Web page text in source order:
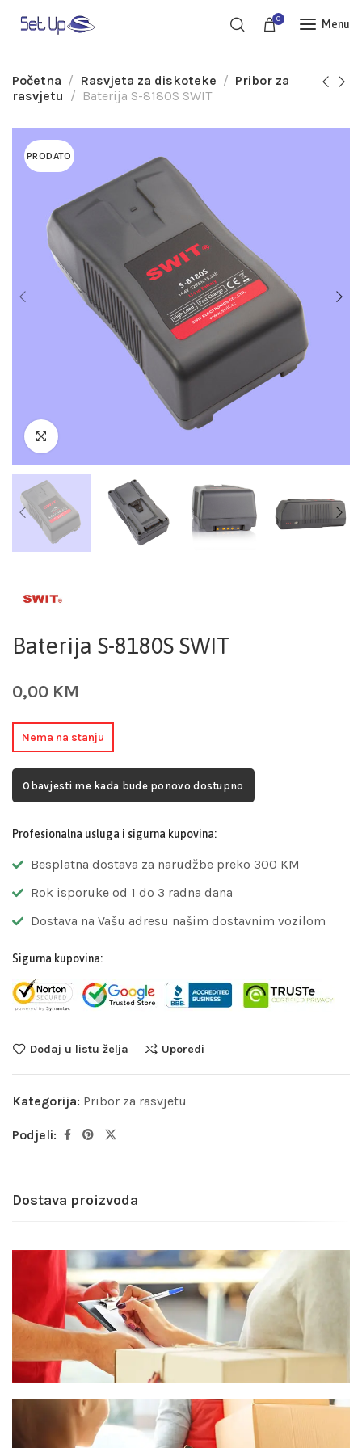
0 Menu
Početna Rasvjeta za diskoteke
Pribor za
rasvjetu
Baterija S-8180S SWIT
PRODATO
Baterija S-8180S SWIT
0,00 KM
Nema na stanju
Obavjesti me kada bude ponovo dostupno
Profesionalna usluga i sigurna kupovina:
Besplatna dostava za narudžbe preko 300 KM
Rok isporuke od 1 do 3 radna dana
Dostava na Vašu adresu našim dostavnim vozilom
Sigurna kupovina:
Dodaj u listu želja Uporedi
Kategorija: Pribor za rasvjetu
Podjeli:
Dostava proizvoda